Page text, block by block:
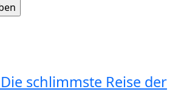
schlimmste Reise der